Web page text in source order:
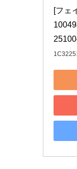
[フェ